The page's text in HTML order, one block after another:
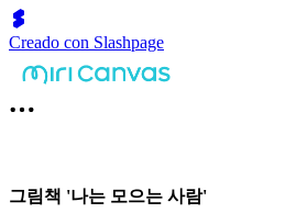
Creado con Slashpage
그림책 '나는 모으는 사람'